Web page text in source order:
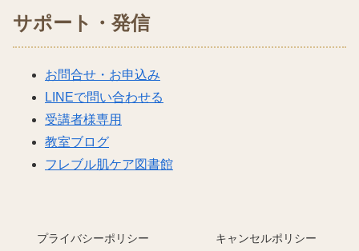
サポート・発信
お問合せ・お申込み
LINEで問い合わせる
受講者様専用
教室ブログ
フレブル肌ケア図書館
プライバシーポリシー キャンセルポリシー